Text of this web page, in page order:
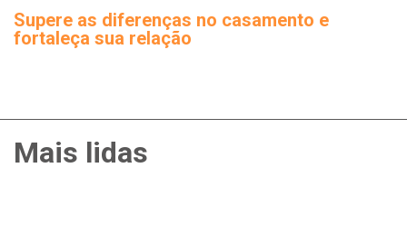
Supere as diferenças no casamento e
fortaleça sua relação
Mais lidas